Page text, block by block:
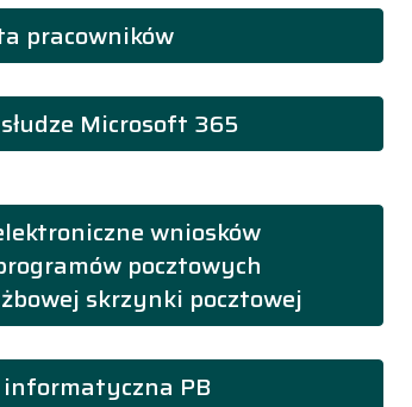
pracowników
Microsoft 365
wniosków
pocztowych
skrzynki pocztowej
informatyczna PB